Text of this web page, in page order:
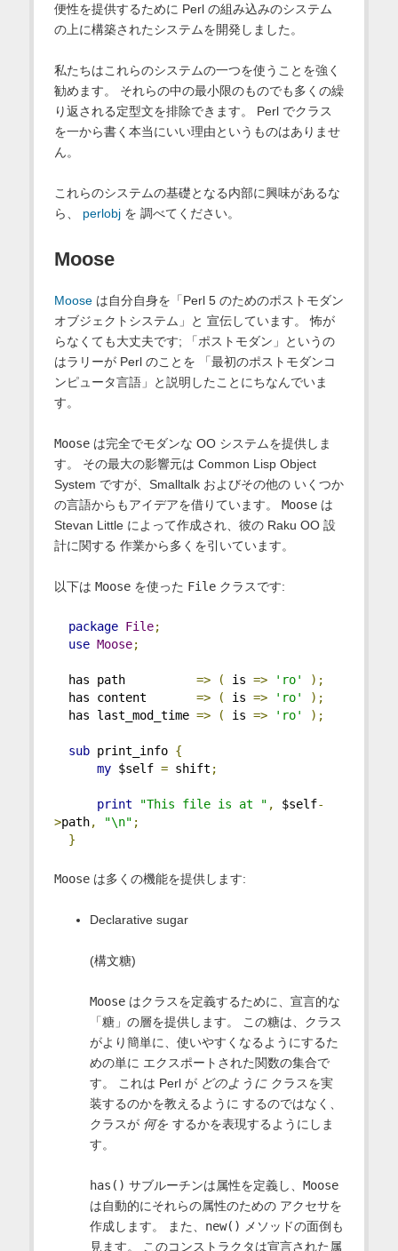
便性を提供するために Perl の組み込みのシステム
の上に構築されたシステムを開発しました。
私たちはこれらのシステムの一つを使うことを強く
勧めます。 それらの中の最小限のものでも多くの繰
り返される定型文を排除できます。 Perl でクラス
を一から書く本当にいい理由というものはありませ
ん。
これらのシステムの基礎となる内部に興味があるな
ら、 perlobjを 調べてください。
Moose
Mooseは自分自身を「Perl 5 のためのポストモダン
オブジェクトシステム」と 宣伝しています。 怖が
らなくても大丈夫です; 「ポストモダン」というの
はラリーが Perl のことを 「最初のポストモダンコ
ンピュータ言語」と説明したことにちなんでいま
す。
Mooseは完全でモダンな OO システムを提供しま
す。 その最大の影響元は Common Lisp Object
System ですが、Smalltalk およびその他の いくつか
の言語からもアイデアを借りています。 Mooseは
Stevan Little によって作成され、彼の Raku OO 設
計に関する 作業から多くを引いています。
以下は Mooseを使った Fileクラスです:
package File;
use Moose;
has path => ( is => 'ro'
);
has content => ( is => 'ro'
);
has last_mod_time => ( is => 'ro' );
sub print_info {
my $self = shift ;
print "This file is at " , $self-
>path, "\n" ;
}
Mooseは多くの機能を提供します:
Declarative sugar
(構文糖)
Mooseはクラスを定義するために、宣言的な
「糖」の層を提供します。 この糖は、クラス
がより簡単に、使いやすくなるようにするた
めの単に エクスポートされた関数の集合で
す。 これは Perl が どのようにクラスを実
装するのかを教えるように するのではなく、
クラスが 何を するかを表現するようにしま
す。
has() サブルーチンは属性を定義し、 Moose
は自動的にそれらの属性のための アクセサを
作成します。 また、 new() メソッドの面倒も
見ます。 このコンストラクタは宣言された属